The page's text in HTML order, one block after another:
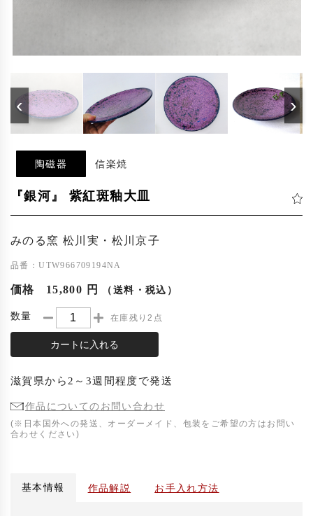
‹ ›
陶磁器 信楽焼
『銀河』 紫紅斑釉大皿
みのる窯 松川実・松川京子
品番：UTW966709194NA
価格 15,800 円 （送料・税込）
数量 在庫残り2点
カートに入れる
滋賀県から 2～3週間程度で発送
作品についてのお問い合わせ
(※日本国外への発送、オーダーメイド、包装をご希望の方はお問い
合わせください)
基本情報 作品解説 お手入れ方法